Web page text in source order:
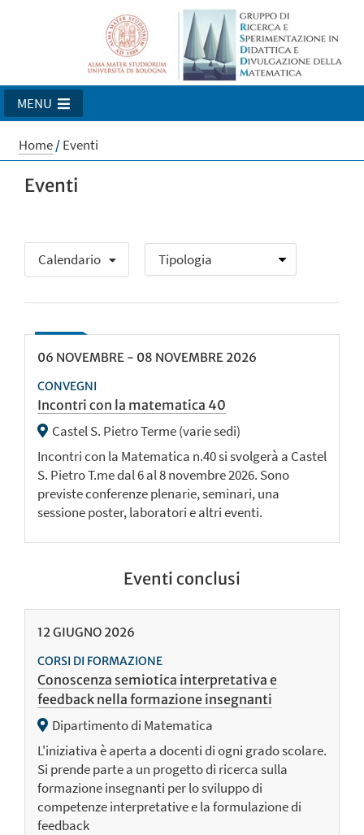
MENU
Home/Eventi
Eventi
Calendario
06 NOVEMBRE - 08 NOVEMBRE 2026
CONVEGNI
Incontri con la matematica 40
Castel S. Pietro Terme (varie sedi)
Incontri con la Matematica n.40 si svolgerà a Castel
S. Pietro T.me dal 6 al 8 novembre 2026. Sono
previste conferenze plenarie, seminari, una
sessione poster, laboratori e altri eventi.
Eventi conclusi
12GIUGNO 2026
CORSI DI FORMAZIONE
Conoscenza semiotica interpretativa e
feedback nella formazione insegnanti
Dipartimento di Matematica
L'iniziativa è aperta a docenti di ogni grado scolare.
Si prende parte a un progetto di ricerca sulla
formazione insegnanti per lo sviluppo di
competenze interpretative e la formulazione di
feedback